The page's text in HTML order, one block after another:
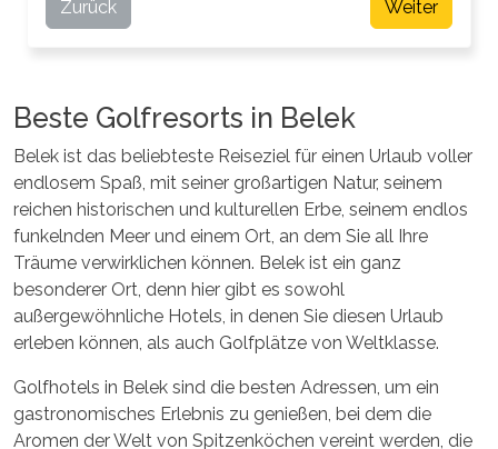
Zurück Weiter
Beste Golfresorts in Belek
Belek ist das beliebteste Reiseziel für einen Urlaub voller
endlosem Spaß, mit seiner großartigen Natur, seinem
reichen historischen und kulturellen Erbe, seinem endlos
funkelnden Meer und einem Ort, an dem Sie all Ihre
Träume verwirklichen können. Belek ist ein ganz
besonderer Ort, denn hier gibt es sowohl
außergewöhnliche Hotels, in denen Sie diesen Urlaub
erleben können, als auch Golfplätze von Weltklasse.
Golfhotels in Belek sind die besten Adressen, um ein
gastronomisches Erlebnis zu genießen, bei dem die
Aromen der Welt von Spitzenköchen vereint werden, die